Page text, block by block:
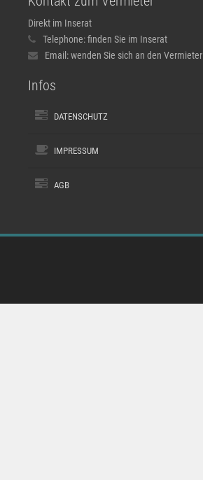
Direkt im Inserat
Telephone:finden Sie im Inserat
Email:wenden Sie sich an den Vermieter
Infos
DATENSCHUTZ
IMPRESSUM
AGB